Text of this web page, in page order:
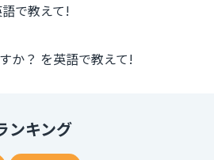
で教えて!
か？ を英語で教えて!
ンキング